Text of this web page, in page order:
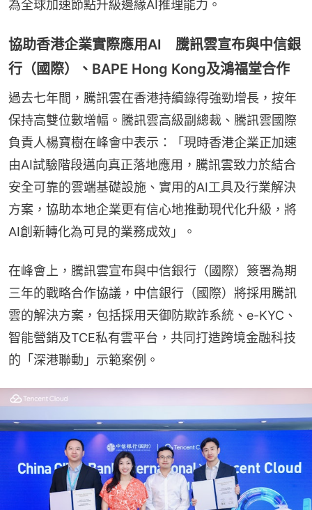
為全球加速節點升級邊緣AI推理能力。
協助香港企業實際應用AI 騰訊雲宣布與中信銀
行（國際）、BAPE Hong Kong及鴻福堂合作
過去七年間，騰訊雲在香港持續錄得強勁增長，按年
保持高雙位數增幅。騰訊雲高級副總裁、騰訊雲國際
負責人楊寶樹在峰會中表示：「現時香港企業正加速
由AI試驗階段邁向真正落地應用，騰訊雲致力於結合
安全可靠的雲端基礎設施、實用的AI工具及行業解決
方案，協助本地企業更有信心地推動現代化升級，將
AI創新轉化為可見的業務成效」。
在峰會上，騰訊雲宣布與中信銀行（國際）簽署為期
三年的戰略合作協議，中信銀行（國際）將採用騰訊
雲的解決方案，包括採用天御防欺詐系統、e-KYC、
智能營銷及TCE私有雲平台，共同打造跨境金融科技
的「深港聯動」示範案例。